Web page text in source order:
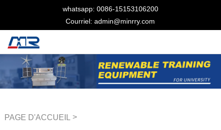
whatsapp: 0086-15153106200
Courriel: admin@minrry.com
PAGE D'ACCUEIL >